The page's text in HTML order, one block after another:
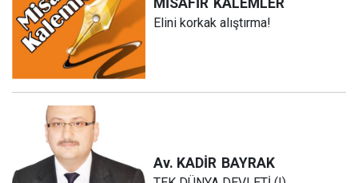
Elini korkak alıştırma!
Av. KADİR BAYRAK